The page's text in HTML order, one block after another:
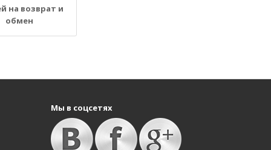
на возврат и
обмен
Мы в соцсетях